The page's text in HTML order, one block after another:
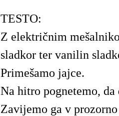
TESTO:
Z električnim
sladkor ter vanilin
Primešamo jajce.
Na hitro pognetemo,
Zavijemo ga v